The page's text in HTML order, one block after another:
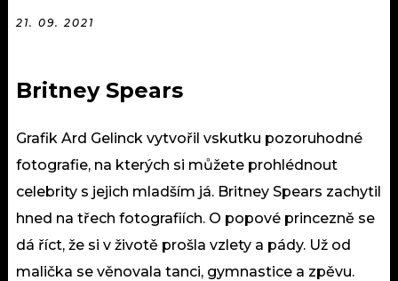
21. 09. 2021
Britney Spears
Grafik Ard Gelinck vytvořil vskutku pozoruhodné
fotografie, na kterých si můžete prohlédnout
celebrity s jejich mladším já. Britney Spears zachytil
hned na třech fotografiích. O popové princezně se
dá říct, že si v životě prošla vzlety a pády. Už od
malička se věnovala tanci, gymnastice a zpěvu.